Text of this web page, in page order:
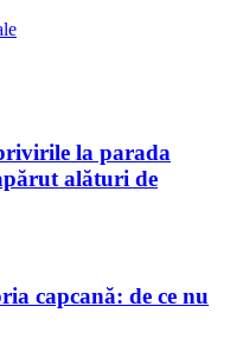
la parada
alături de
capcană: de ce nu